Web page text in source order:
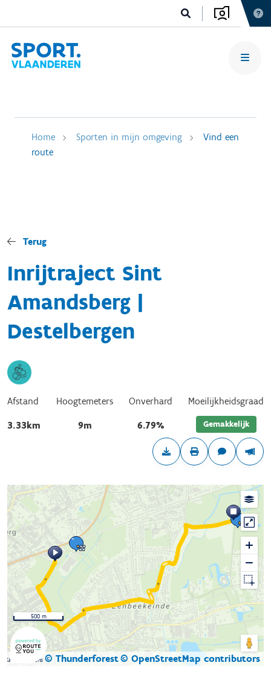
Home Sporten in mijn omgeving
Vind een
route
Terug
Inrijtraject Sint
Amandsberg |
Destelbergen
Afstand
3.33km
Hoogtemeters
9m
Onverhard
6.79%
Moeilijkheidsgraad
Gemakkelijk
Kaartgegevens © Thunderforest© OpenStreetMap contributors
500 m